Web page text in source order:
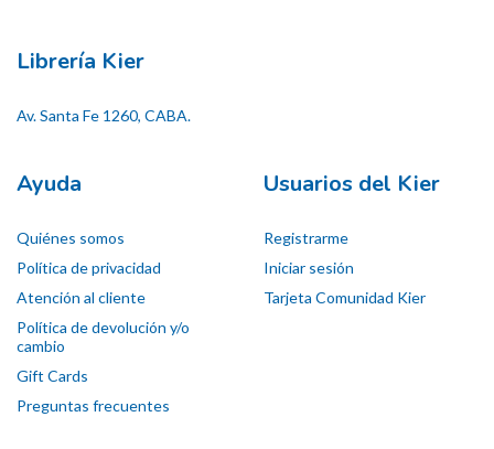
Librería Kier
Av. Santa Fe 1260, CABA.
Ayuda
Quiénes somos
Política de privacidad
Atención al cliente
Política de devolución y/o
cambio
Gift Cards
Preguntas frecuentes
Usuarios del Kier
Registrarme
Iniciar sesión
Tarjeta Comunidad Kier